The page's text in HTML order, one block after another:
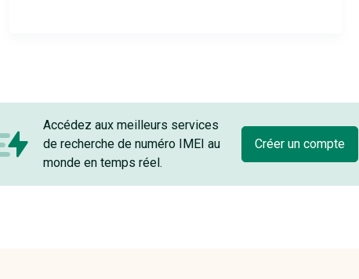
Accédez aux meilleurs services
de recherche de numéro IMEI au
monde en temps réel.
Créer un compte